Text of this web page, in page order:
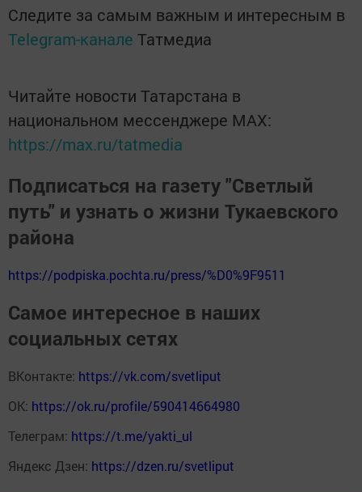
Следите за самым важным и интересным в
Telegram-канале Татмедиа
Читайте новости Татарстана в
национальном мессенджере MАХ:
https://max.ru/tatmedia
Подписаться на газету "Светлый
путь" и узнать о жизни Тукаевского
района
https://podpiska.pochta.ru/press/%D0%9F9511
Самое интересное в наших
социальных сетях
ВКонтакте: https://vk.com/svetliput
ОК: https://ok.ru/profile/590414664980
Телеграм: https://t.me/yakti_ul
Яндекс Дзен: https://dzen.ru/svetliput